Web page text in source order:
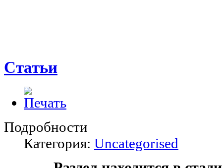
Статьи
Подробности
Категория: Uncategorised